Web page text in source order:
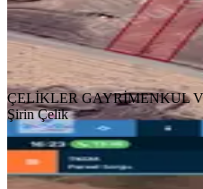
ÇELİKLER GAYRİMENKUL
Ara
ÇELİKLER GAYRİMENKUL
Şirin Çelik
Eski Eğil